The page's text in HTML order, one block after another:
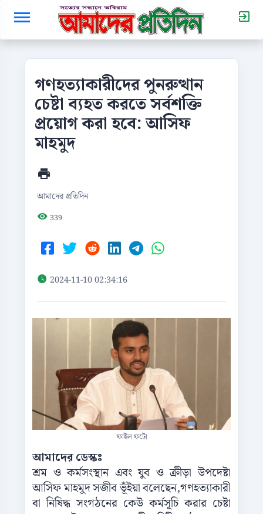
গণহত্যাকারীদের পুনরুত্থান
চেষ্টা ব্যহত করতে সর্বশক্তি
প্রয়োগ করা হবে: আসিফ
মাহমুদ
আমাদের প্রতিদিন
339
2024-11-10 02:34:16
ফাইল ফটো
আমাদেরডেস্কঃ
শ্রম ও কর্মসংস্থান এবং যুব ও ক্রীড়া উপদেষ্টা
আসিফমাহমুদসজীবভূঁইয়াবলেছেন,গণহত্যাকারী
বা নিষিদ্ধ সংগঠনের কেউ কর্মসূচি করার চেষ্টা